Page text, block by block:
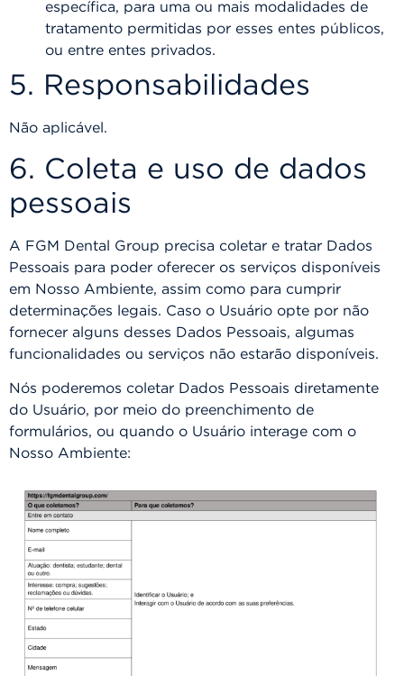
específica, para uma ou mais modalidades de
tratamento permitidas por esses entes públicos,
ou entre entes privados.
5. Responsabilidades
Não aplicável.
6. Coleta e uso de dados
pessoais
A FGM Dental Group precisa coletar e tratar Dados
Pessoais para poder oferecer os serviços disponíveis
em Nosso Ambiente, assim como para cumprir
determinações legais. Caso o Usuário opte por não
fornecer alguns desses Dados Pessoais, algumas
funcionalidades ou serviços não estarão disponíveis.
Nós poderemos coletar Dados Pessoais diretamente
do Usuário, por meio do preenchimento de
formulários, ou quando o Usuário interage com o
Nosso Ambiente: